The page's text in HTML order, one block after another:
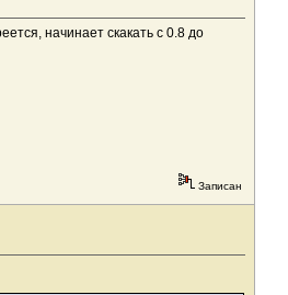
начинает скакать с 0.8 до
Записан